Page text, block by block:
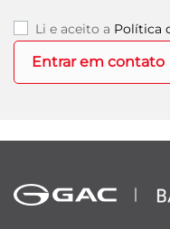
Li e aceito a Política
Entrar em contato